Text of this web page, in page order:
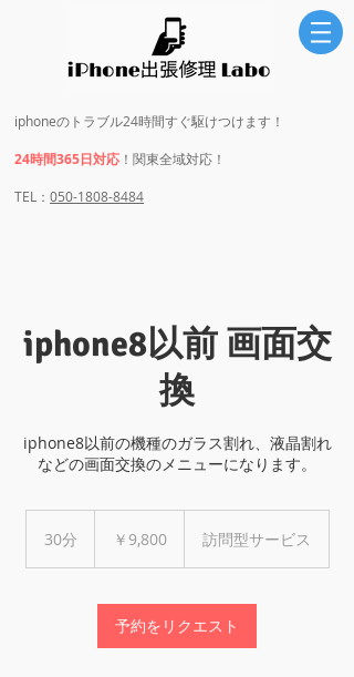
iphoneのトラブル24時間すぐ駆けつけます！
24時間365日対応 ！関東全域対応！
​​TEL： 050-1808-8484
iphone8以前 画面交
換
iphone8以前の機種のガラス割れ、液晶割れ
などの画面交換のメニューになります。
30分 ￥9,800 訪問型サービス
予約をリクエスト